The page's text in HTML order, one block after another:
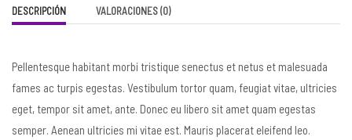
DESCRIPCIÓN VALORACIONES (0)
Pellentesque habitant morbi tristique senectus et netus et malesuada
fames ac turpis egestas. Vestibulum tortor quam, feugiat vitae, ultricies
eget, tempor sit amet, ante. Donec eu libero sit amet quam egestas
semper. Aenean ultricies mi vitae est. Mauris placerat eleifend leo.